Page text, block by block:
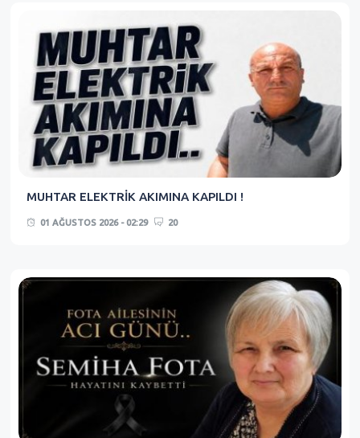
MUHTAR ELEKTRİK AKIMINA KAPILDI !
01 AĞUSTOS 2026 - 02:29 20